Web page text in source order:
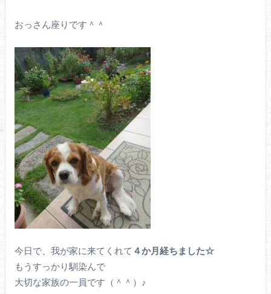
おっさん座りです＾＾
今日で、我が家に来てくれて ４か月経ちました☆
もうすっかり馴染んで
大切な家族の一員です（＾＾）♪